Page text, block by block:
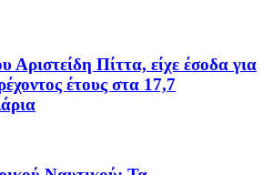
Πίττα, είχε έσοδα για
έτους στα 17,7